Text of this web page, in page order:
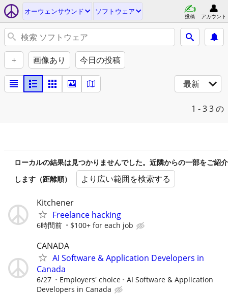
オーウェンサウンド ソフトウェア
投稿 アカウント
+ 画像あり 今日の投稿
最新
1 - 33 の
ローカルの結果は見つかりませんでした。近隣からの一部をご紹介
します（距離順）
より広い範囲を検索する
Kitchener
Freelance hacking
6時間前 $100+ for each job
CANADA
AI Software & Application Developers in
Canada
6/27 Employers' choice
AI Software & Application
Developers in Canada